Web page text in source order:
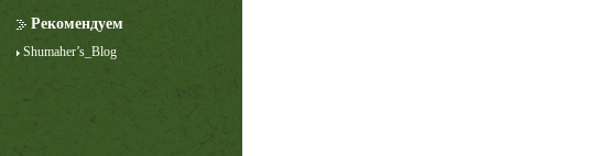
Рекомендуем
Shumaher’s_Blog